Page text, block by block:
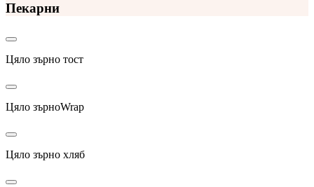
Пекарни
Цяло зърно тост
Цяло зърноWrap
Цяло зърно хляб